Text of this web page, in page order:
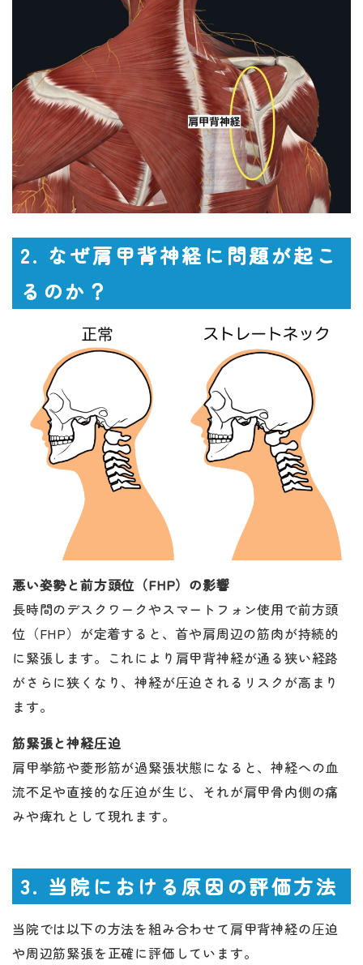
2. なぜ肩甲背神経に問題が起こ
るのか？
悪い姿勢と前方頭位（FHP）の影響
長時間のデスクワークやスマートフォン使用で前方頭
位（FHP）が定着すると、首や肩周辺の筋肉が持続的
に緊張します。これにより肩甲背神経が通る狭い経路
がさらに狭くなり、神経が圧迫されるリスクが高まり
ます。
筋緊張と神経圧迫
肩甲挙筋や菱形筋が過緊張状態になると、神経への血
流不足や直接的な圧迫が生じ、それが肩甲骨内側の痛
みや痺れとして現れます。
3. 当院における原因の評価方法
当院では以下の方法を組み合わせて肩甲背神経の圧迫
や周辺筋緊張を正確に評価しています。